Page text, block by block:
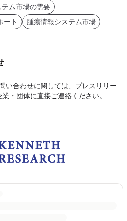
ム市場の需要
ート
腫瘍情報システム市場
い合わせに関しては、プレスリリー
・団体に直接ご連絡ください。